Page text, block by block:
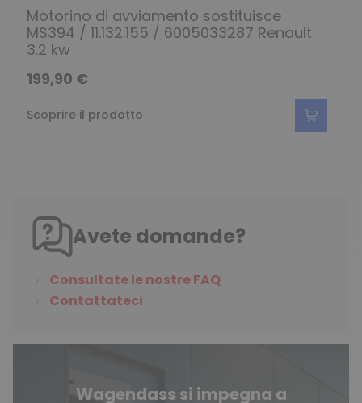
Motorino di avviamento sostituisce
MS394 / 11.132.155 / 6005033287 Renault
3.2 kw
199,90 €
Scoprire il prodotto
Avete domande?
Consultate le nostre FAQ
Contattateci
Wagendass si impegna a